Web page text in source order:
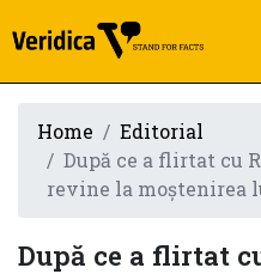
Home
Editorial
După ce a flirtat cu
revine la moștenirea
După ce a flirtat